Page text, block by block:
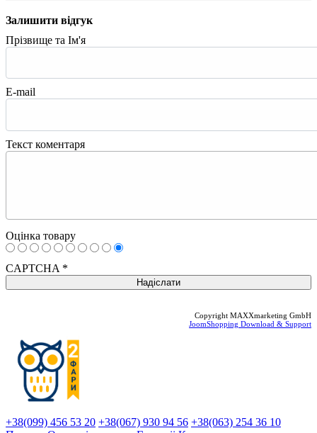
Залишити відгук
Прізвище та Ім'я
E-mail
Текст коментаря
Оцінка товару
CAPTCHA *
Copyright MAXXmarketing GmbH
JoomShopping Download & Support
+38(099) 456 53 20 +38(067) 930 94 56 +38(063) 254 36 10